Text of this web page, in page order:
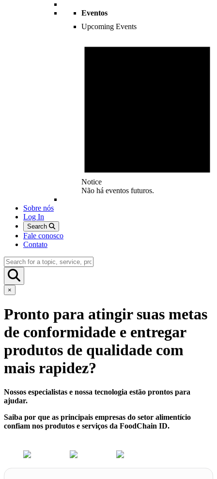
Eventos
Upcoming Events
Notice
Não há eventos futuros.
Sobre nós
Log In
Search
Fale conosco
Contato
×
Pronto para atingir suas metas
de conformidade e entregar
produtos de qualidade com
mais rapidez?
Nossos especialistas e nossa tecnologia estão prontos para
ajudar.
Saiba por que as principais empresas do setor alimentício
confiam nos produtos e serviços da FoodChain ID.